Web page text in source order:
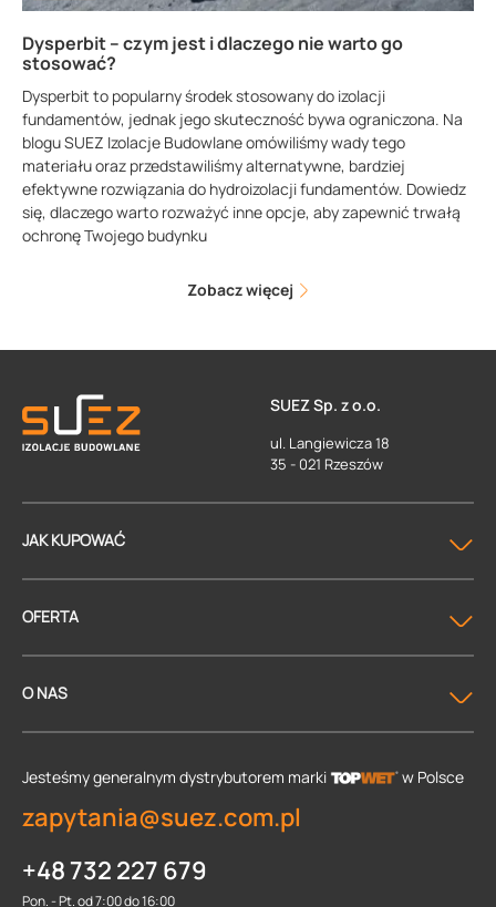
Dysperbit – czym jest i dlaczego nie warto go
stosować?
Dysperbit to popularny środek stosowany do izolacji
fundamentów, jednak jego skuteczność bywa ograniczona. Na
blogu SUEZ Izolacje Budowlane omówiliśmy wady tego
materiału oraz przedstawiliśmy alternatywne, bardziej
efektywne rozwiązania do hydroizolacji fundamentów. Dowiedz
się, dlaczego warto rozważyć inne opcje, aby zapewnić trwałą
ochronę Twojego budynku
Zobacz więcej
SUEZ Sp. z o.o.
ul. Langiewicza 18
35 - 021 Rzeszów
JAK KUPOWAĆ
OFERTA
O NAS
Jesteśmy generalnym dystrybutorem marki w Polsce
zapytania@suez.com.pl
+48 732 227 679
Pon. - Pt. od 7:00 do 16:00